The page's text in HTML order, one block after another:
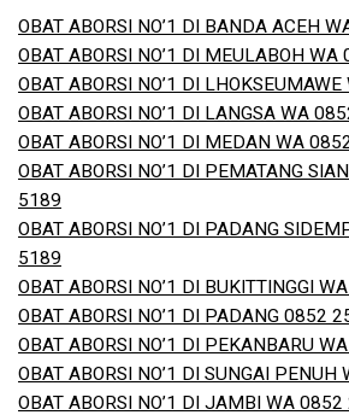
OBAT ABORSI NO’1 DI BANDA ACEH
OBAT ABORSI NO’1 DI MEULABOH
OBAT ABORSI NO’1 DI
OBAT ABORSI NO’1 DI LANGSA WA
OBAT ABORSI NO’1 DI MEDAN WA
OBAT ABORSI NO’1 DI PEMATANG
5189
OBAT ABORSI NO’1 DI PADANG
5189
OBAT ABORSI NO’1 DI BUKITTINGGI
OBAT ABORSI NO’1 DI PADANG 0852
OBAT ABORSI NO’1 DI PEKANBARU
OBAT ABORSI NO’1 DI SUNGAI
OBAT ABORSI NO’1 DI JAMBI WA